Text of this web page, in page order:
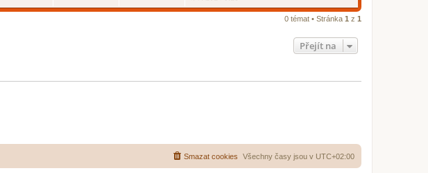
d
v
0 témat • Stránka 1 z 1
Přejít na
Všechny časy jsou v UTC+02:00
Smazat cookies